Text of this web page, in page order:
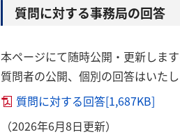
質問に対する事務局の回答
本ページにて随時公開・更新しま
質問者の公開、個別の回答はいたし
質問に対する回答[1,687KB]
（2026年6月8日更新）